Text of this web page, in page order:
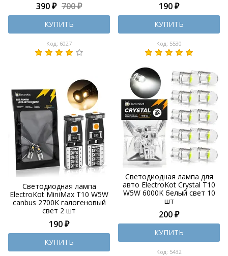
390 ₽ 700 ₽
КУПИТЬ
Код: 6027
190 ₽
КУПИТЬ
Код: 5530
Светодиодная лампа
ElectroKot MiniMax T10 W5W
canbus 2700K галогеновый
свет 2 шт
190 ₽
КУПИТЬ
Светодиодная лампа для
авто ElectroKot Crystal T10
W5W 6000K белый свет 10
шт
200 ₽
КУПИТЬ
Код: 5432